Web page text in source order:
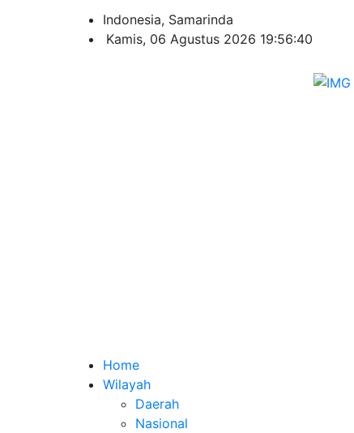
Indonesia, Samarinda
Kamis, 06 Agustus 2026 19:56:41
Home
Wilayah
Daerah
Nasional